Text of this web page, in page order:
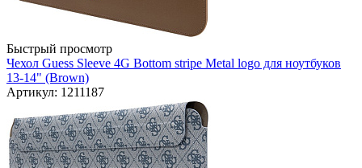
Быстрый просмотр
Чехол Guess Sleeve 4G Bottom stripe Metal logo для ноутбуков
13-14" (Brown)
Артикул: 1211187